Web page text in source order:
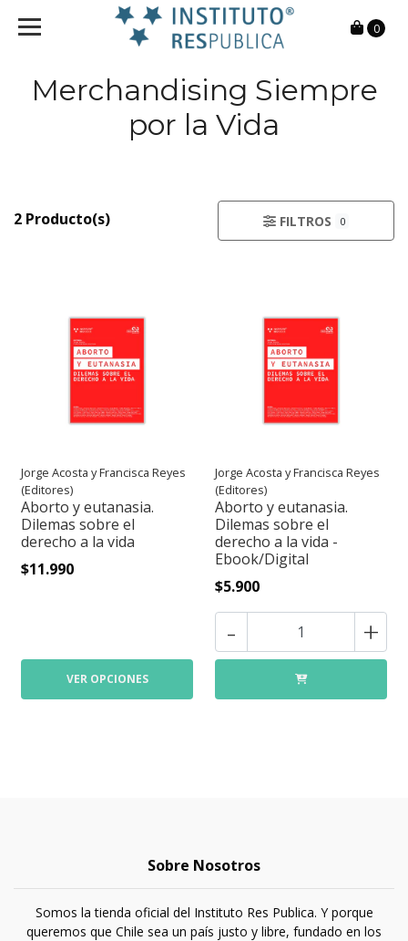
0
Merchandising Siempre
por la Vida
2 Producto(s) FILTROS 0
Jorge Acosta y Francisca Reyes
(Editores)
Aborto y eutanasia.
Dilemas sobre el
derecho a la vida
$11.990
VER OPCIONES
Jorge Acosta y Francisca Reyes
(Editores)
Aborto y eutanasia.
Dilemas sobre el
derecho a la vida -
Ebook/Digital
$5.900
- +
Sobre Nosotros
Somos la tienda oficial del Instituto Res Publica. Y porque
queremos que Chile sea un país justo y libre, fundado en los